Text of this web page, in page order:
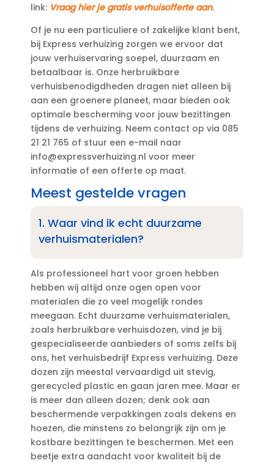
link: Vraag hier je gratis verhuisofferte aan.​
Of je nu een particuliere of zakelijke klant bent,
bij Express verhuizing zorgen we ervoor dat
jouw verhuiservaring soepel, duurzaam en
betaalbaar is.​ Onze herbruikbare
verhuisbenodigdheden dragen niet alleen bij
aan een groenere planeet, maar bieden ook
optimale bescherming voor jouw bezittingen
tijdens de verhuizing.​ Neem contact op via 085
21 21 765 of stuur een e-mail naar
info@expressverhuizing.​nl voor meer
informatie of een offerte op maat.​
Meest gestelde vragen
1.​ Waar vind ik echt duurzame
verhuismaterialen?
Als professioneel hart voor groen hebben
hebben wij altijd onze ogen open voor
materialen die zo veel mogelijk rondes
meegaan.​ Echt duurzame verhuismaterialen,
zoals herbruikbare verhuisdozen, vind je bij
gespecialiseerde aanbieders of soms zelfs bij
ons, het verhuisbedrijf Express verhuizing.​ Deze
dozen zijn meestal vervaardigd uit stevig,
gerecycled plastic en gaan jaren mee.​ Maar er
is meer dan alleen dozen; denk ook aan
beschermende verpakkingen zoals dekens en
hoezen, die minstens zo belangrijk zijn om je
kostbare bezittingen te beschermen.​ Met een
beetje extra aandacht voor kwaliteit bij de